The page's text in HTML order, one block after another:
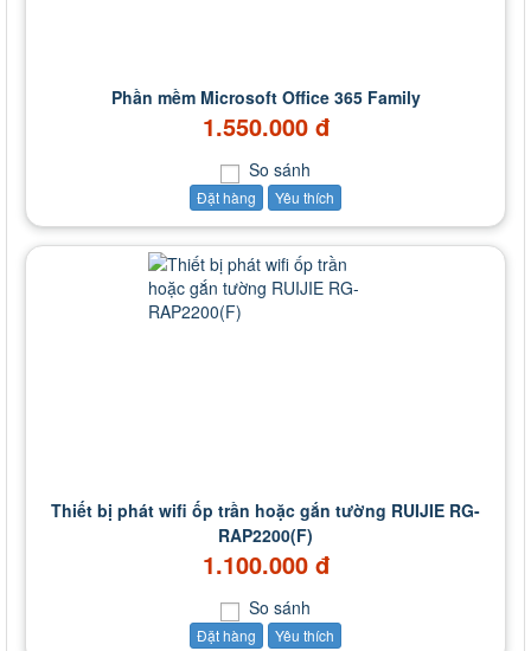
Phần mềm Microsoft Office 365 Family
1.550.000 đ
So sánh
Đặt hàng Yêu thích
Thiết bị phát wifi ốp trần hoặc gắn tường RUIJIE RG-
RAP2200(F)
1.100.000 đ
So sánh
Đặt hàng Yêu thích